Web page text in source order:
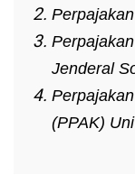
Jenderal
(PPAK)